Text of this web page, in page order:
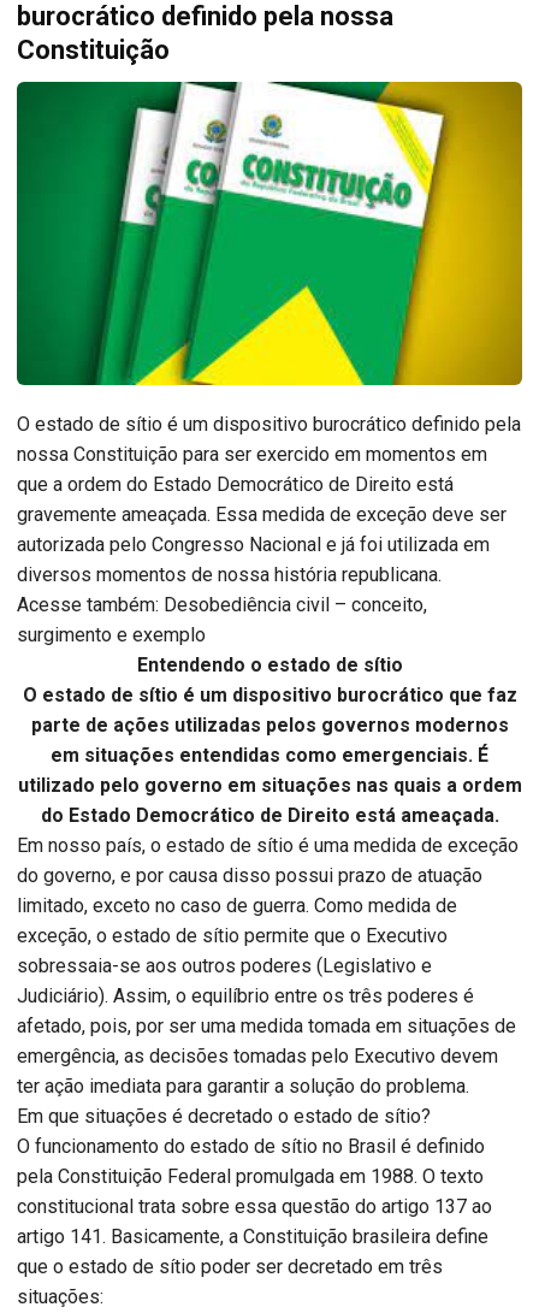
burocrático definido pela nossa
Constituição
O estado de sítio é um dispositivo burocrático definido pela
nossa Constituição para ser exercido em momentos em
que a ordem do Estado Democrático de Direito está
gravemente ameaçada. Essa medida de exceção deve ser
autorizada pelo Congresso Nacional e já foi utilizada em
diversos momentos de nossa história republicana.
Acesse também: Desobediência civil – conceito,
surgimento e exemplo
Entendendo o estado de sítio
O estado de sítio é um dispositivo burocrático que faz
parte de ações utilizadas pelos governos modernos
em situações entendidas como emergenciais. É
utilizado pelo governo em situações nas quais a ordem
do Estado Democrático de Direito está ameaçada.
Em nosso país, o estado de sítio é uma medida de exceção
do governo, e por causa disso possui prazo de atuação
limitado, exceto no caso de guerra. Como medida de
exceção, o estado de sítio permite que o Executivo
sobressaia-se aos outros poderes (Legislativo e
Judiciário). Assim, o equilíbrio entre os três poderes é
afetado, pois, por ser uma medida tomada em situações de
emergência, as decisões tomadas pelo Executivo devem
ter ação imediata para garantir a solução do problema.
Em que situações é decretado o estado de sítio?
O funcionamento do estado de sítio no Brasil é definido
pela Constituição Federal promulgada em 1988. O texto
constitucional trata sobre essa questão do artigo 137 ao
artigo 141. Basicamente, a Constituição brasileira define
que o estado de sítio poder ser decretado em três
situações: